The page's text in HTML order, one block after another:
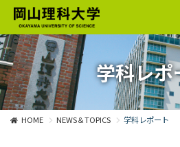
学科レポ
HOME NEWS＆TOPICS 学科レポート